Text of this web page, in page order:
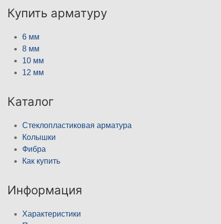
Купить арматуру
6 мм
8 мм
10 мм
12 мм
Каталог
Стеклопластиковая арматура
Колышки
Фибра
Как купить
Информация
Характеристики